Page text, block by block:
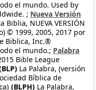
el mundo. Used by
; Nueva Versión
Biblia, NUEVA VERSIÓN
© 1999, 2005, 2017 por
Biblica, Inc.®
el mundo.; Palabra
Bible League
La Palabra, (versión
Bíblica de
(BLPH) La Palabra,